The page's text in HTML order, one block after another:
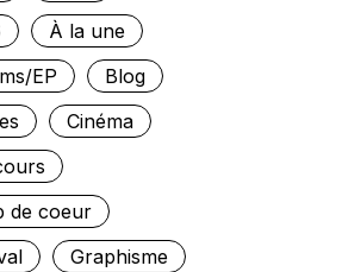
À la une
EP
Blog
Cinéma
de coeur
Graphisme